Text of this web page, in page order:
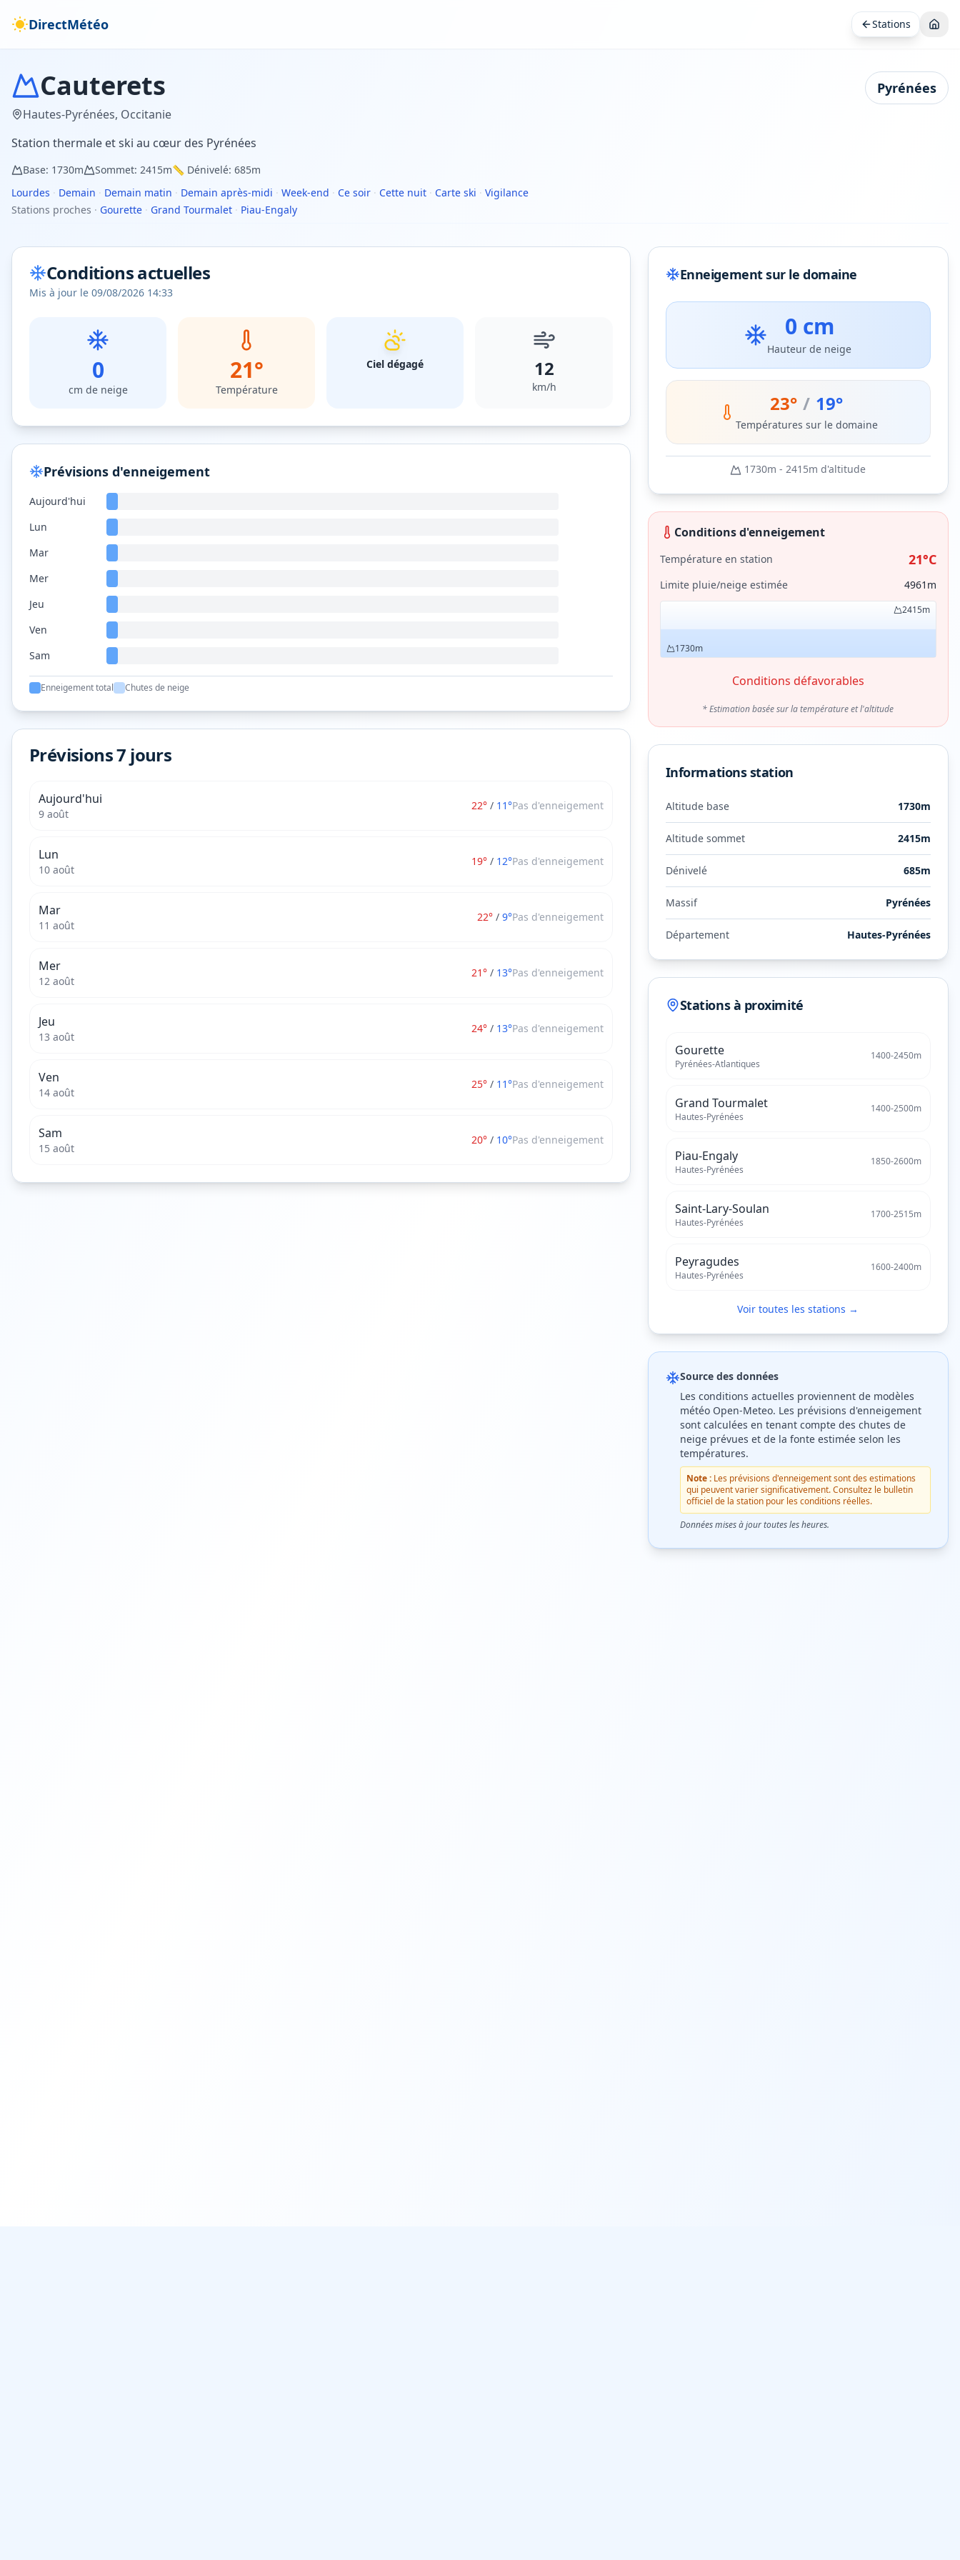
DirectMétéo Stations
Cauterets
Hautes-Pyrénées, Occitanie
Pyrénées
Station thermale et ski au cœur des Pyrénées
Base: 1730m Sommet: 2415m📏 Dénivelé: 685m
Lourdes · Demain · Demain matin · Demain après-midi · Week-end · Ce soir · Cette nuit · Carte ski · Vigilance
Stations proches · Gourette · Grand Tourmalet · Piau-Engaly
Conditions actuelles
Mis à jour le 09/08/2026 14:33
0
cm de neige
21°
Température
Ciel dégagé 12
km/h
Prévisions d'enneigement
Aujourd'hui
Lun
Mar
Mer
Jeu
Ven
Sam
Enneigement total Chutes de neige
Prévisions 7 jours
Aujourd'hui
9 août
22°/ 11°Pas d'enneigement
Lun
10 août
19°/ 12°Pas d'enneigement
Mar
11 août
22°/ 9°Pas d'enneigement
Mer
12 août
21°/ 13°Pas d'enneigement
Jeu
13 août
24°/ 13°Pas d'enneigement
Ven
14 août
25°/ 11°Pas d'enneigement
Sam
15 août
20°/ 10°Pas d'enneigement
Enneigement sur le domaine
0 cm
Hauteur de neige
23° / 19°
Températures sur le domaine
1730m -2415m d'altitude
Conditions d'enneigement
Température en station 21°C
Limite pluie/neige estimée 4961 m
1730m
2415m
Conditions défavorables
* Estimation basée sur la température et l'altitude
Informations station
Altitude base 1730m
Altitude sommet 2415m
Dénivelé 685m
Massif Pyrénées
Département Hautes-Pyrénées
Stations à proximité
Gourette
Pyrénées-Atlantiques
1400-2450m
Grand Tourmalet
Hautes-Pyrénées
1400-2500m
Piau-Engaly
Hautes-Pyrénées
1850-2600m
Saint-Lary-Soulan
Hautes-Pyrénées
1700-2515m
Peyragudes
Hautes-Pyrénées
1600-2400m
Voir toutes les stations →
Source des données
Les conditions actuelles proviennent de modèles
météo Open-Meteo. Les prévisions d'enneigement
sont calculées en tenant compte des chutes de
neige prévues et de la fonte estimée selon les
températures.
Note :Les prévisions d'enneigement sont des estimations
qui peuvent varier significativement. Consultez le bulletin
officiel de la station pour les conditions réelles.
Données mises à jour toutes les heures.